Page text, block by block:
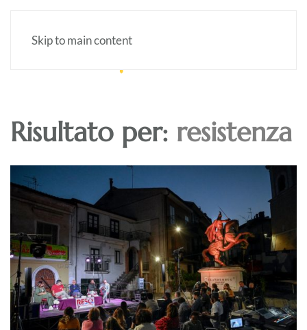
Skip to main content
Risultato per: resistenza